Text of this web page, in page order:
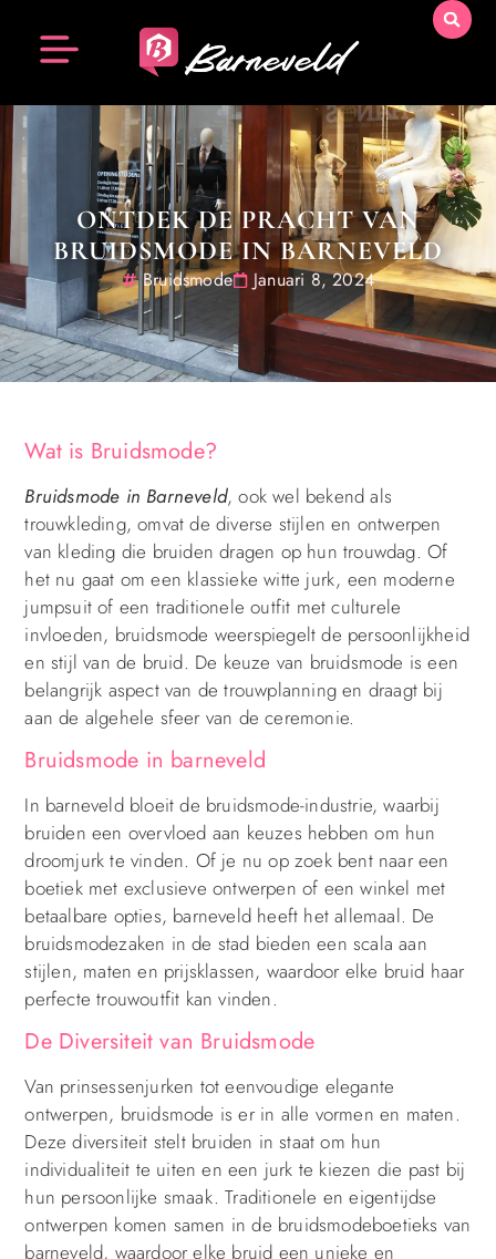
ONTDEK DE PRACHT VAN
BRUIDSMODE IN BARNEVELD
Bruidsmode Januari 8, 2024
Wat is Bruidsmode?
Bruidsmode in Barneveld, ook wel bekend als
trouwkleding, omvat de diverse stijlen en ontwerpen
van kleding die bruiden dragen op hun trouwdag. Of
het nu gaat om een klassieke witte jurk, een moderne
jumpsuit of een traditionele outfit met culturele
invloeden, bruidsmode weerspiegelt de persoonlijkheid
en stijl van de bruid. De keuze van bruidsmode is een
belangrijk aspect van de trouwplanning en draagt bij
aan de algehele sfeer van de ceremonie.
Bruidsmode in barneveld
In barneveld bloeit de bruidsmode-industrie, waarbij
bruiden een overvloed aan keuzes hebben om hun
droomjurk te vinden. Of je nu op zoek bent naar een
boetiek met exclusieve ontwerpen of een winkel met
betaalbare opties, barneveld heeft het allemaal. De
bruidsmodezaken in de stad bieden een scala aan
stijlen, maten en prijsklassen, waardoor elke bruid haar
perfecte trouwoutfit kan vinden.
De Diversiteit van Bruidsmode
Van prinsessenjurken tot eenvoudige elegante
ontwerpen, bruidsmode is er in alle vormen en maten.
Deze diversiteit stelt bruiden in staat om hun
individualiteit te uiten en een jurk te kiezen die past bij
hun persoonlijke smaak. Traditionele en eigentijdse
ontwerpen komen samen in de bruidsmodeboetieks van
barneveld, waardoor elke bruid een unieke en